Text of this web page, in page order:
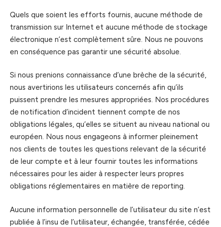
Quels que soient les efforts fournis, aucune méthode de
transmission sur Internet et aucune méthode de stockage
électronique n’est complètement sûre. Nous ne pouvons
en conséquence pas garantir une sécurité absolue.
Si nous prenions connaissance d’une brèche de la sécurité,
nous avertirions les utilisateurs concernés afin qu’ils
puissent prendre les mesures appropriées. Nos procédures
de notification d’incident tiennent compte de nos
obligations légales, qu’elles se situent au niveau national ou
européen. Nous nous engageons à informer pleinement
nos clients de toutes les questions relevant de la sécurité
de leur compte et à leur fournir toutes les informations
nécessaires pour les aider à respecter leurs propres
obligations réglementaires en matière de reporting.
Aucune information personnelle de l’utilisateur du site n’est
publiée à l’insu de l’utilisateur, échangée, transférée, cédée